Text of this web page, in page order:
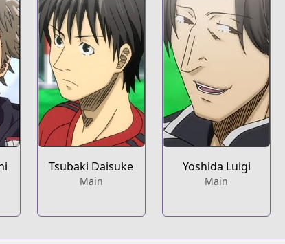
Tsubaki Daisuke
Main
Yoshida Luigi
Main